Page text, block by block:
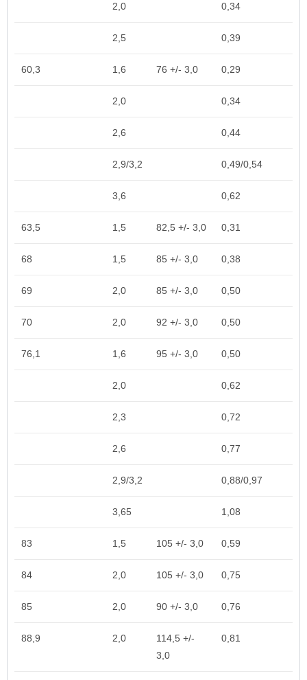
2,0 0,34
2,5 0,39
60,3 1,6 76 +/- 3,0 0,29
2,0 0,34
2,6 0,44
2,9/3,2 0,49/0,54
3,6 0,62
63,5 1,5 82,5 +/- 3,0 0,31
68 1,5 85 +/- 3,0 0,38
69 2,0 85 +/- 3,0 0,50
70 2,0 92 +/- 3,0 0,50
76,1 1,6 95 +/- 3,0 0,50
2,0 0,62
2,3 0,72
2,6 0,77
2,9/3,2 0,88/0,97
3,65 1,08
83 1,5 105 +/- 3,0 0,59
84 2,0 105 +/- 3,0 0,75
85 2,0 90 +/- 3,0 0,76
88,9 2,0
114,5 +/-
3,0
0,81